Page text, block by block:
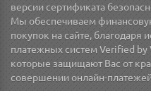
версии сертификата
Мы обеспечиваем
покупок на сайте, благодаря
платежных систем Verified by
которые защищают Вас от
совершении онлайн-